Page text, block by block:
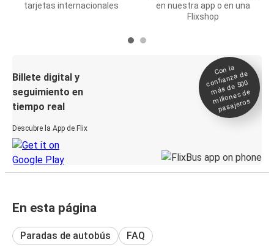
tarjetas internacionales
en nuestra app o en una
Flixshop
Billete digital y
seguimiento en
tiempo real
Descubre la App de Flix
Con la
confianza de
más de 500
millones de
pasajeros
En esta página
Paradas de autobús FAQ